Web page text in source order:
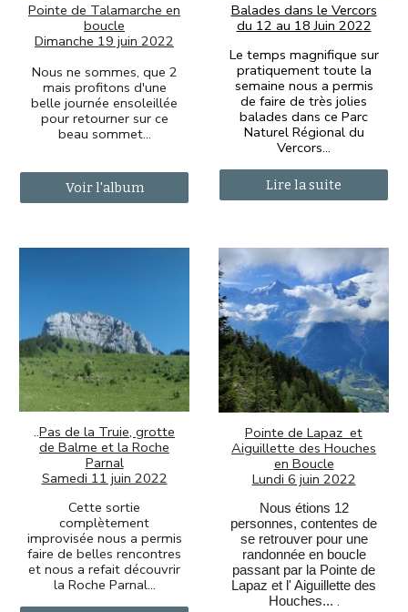
Pointe de Talamarche en
boucle
Dimanche 19 juin 2022
Nous ne sommes, que 2
mais profitons d'une
belle journée ensoleillée
pour retourner sur ce
beau sommet...
Voir l'album
Balades dans le Vercors
du 12 au 18 Juin 2022
Le temps magnifique sur
pratiquement toute la
semaine nous a permis
de faire de très jolies
balades dans ce Parc
Naturel Régional du
Vercors...
Lire la suite
..Pas de la Truie, grotte
de Balme et la Roche
Parnal
Samedi 11 juin 2022
Cette sortie
complètement
improvisée nous a permis
faire de belles rencontres
et nous a refait découvrir
la Roche Parnal...
Pointe de Lapaz et
Aiguillette des Houches
en Boucle
Lundi 6 juin 2022
Nous étions 12
personnes, contentes de
se retrouver pour une
randonnée en boucle
passant par la Pointe de
Lapaz et l' Aiguillette des
Houches... .